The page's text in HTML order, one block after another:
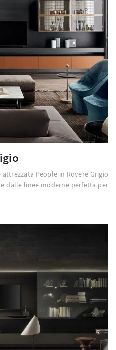
People in Rovere Grigio
dalle linee moderne perfetta per